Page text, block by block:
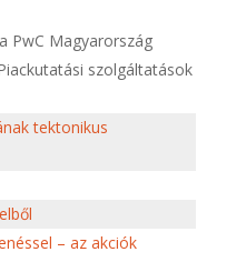
PwC Magyarország
szolgáltatások
tektonikus
– az akciók